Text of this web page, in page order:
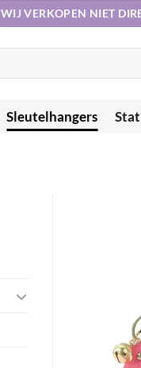
WIJ VERKOPEN NIET
Sleutelhangers